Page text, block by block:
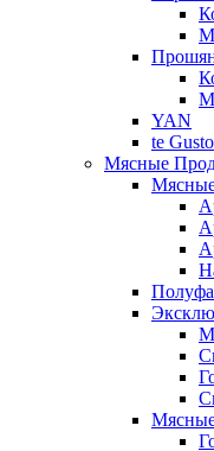
YAN
te Gusto
Мясные